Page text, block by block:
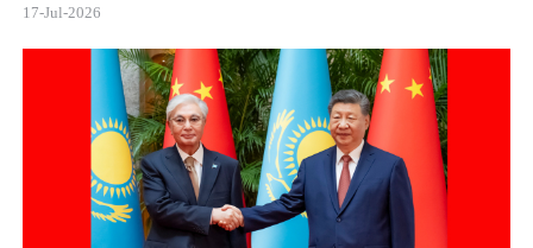
17-Jul-2026